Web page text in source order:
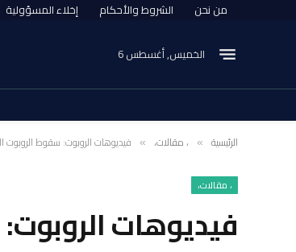
من نحن الشروط والأحكام إخلاء المسؤولية
الخميس, أغسطس 6
الرئيسية » ، مقالات، » فيديوهات الروبوت: سقوط الروبوت
، مقالات،
فيديوهات الروبوت: